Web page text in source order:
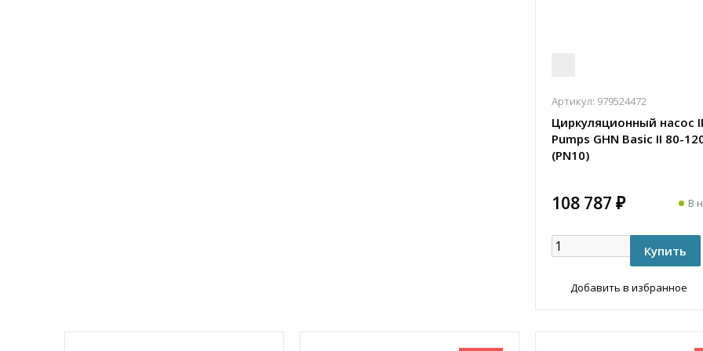
Артикул: 979524472
Циркуляционный насос
Pumps GHN Basic II 80-
(PN10)
108 787 ₽ В
Добавить в избранное